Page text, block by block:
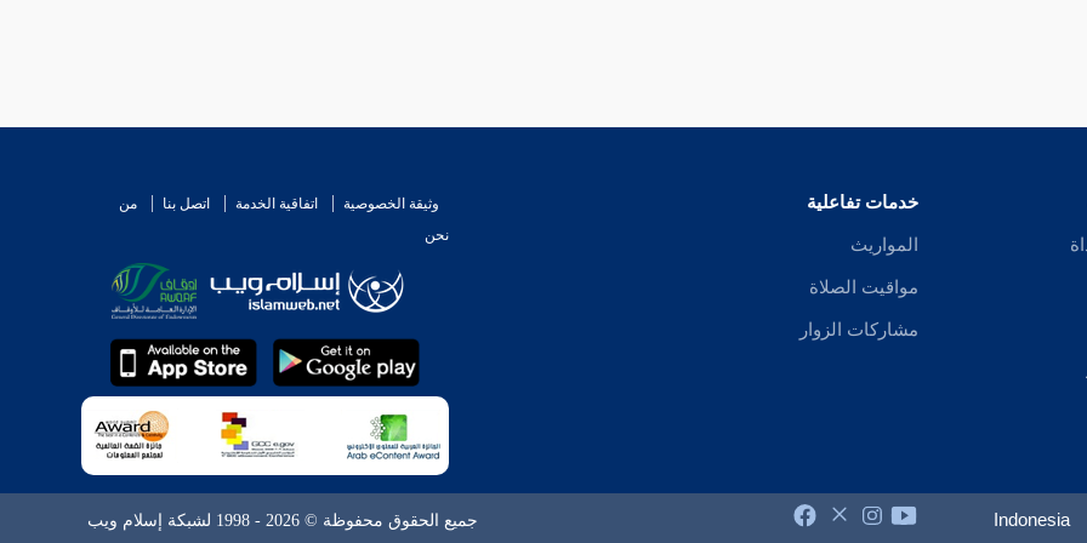
خدمات تفاعلية
المواريث
مواقيت الصلاة
مشاركات الزوار
وثيقة الخصوصية اتفاقية الخدمة اتصل بنا
من
نحن
Indonesia جميع الحقوق محفوظة © 2026 - 1998 لشبكة إسلام ويب